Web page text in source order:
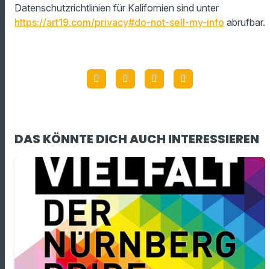
Datenschutzrichtlinien für Kalifornien sind unter
https://art19.com/privacy#do-not-sell-my-info abrufbar.
DAS KÖNNTE DICH AUCH INTERESSIEREN